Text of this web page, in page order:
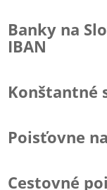
Banky na
IBAN
Konštantné
Poisťovne
Cestovné